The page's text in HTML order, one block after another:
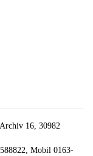
16, 30982
Mobil 0163-